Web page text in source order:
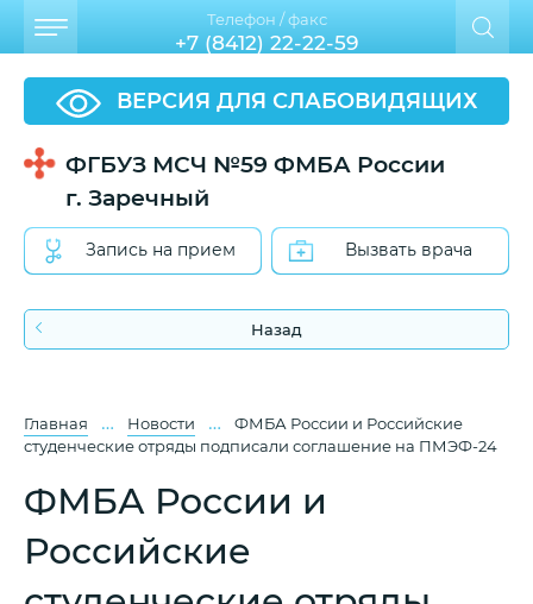
ВЕРСИЯ ДЛЯ СЛАБОВИДЯЩИХ
ФГБУЗ МСЧ №59 ФМБА России
г. Заречный
Запись на прием Вызвать врача
Телефон / факс
+7 (8412) 22-22-59
Назад
Главная … Новости …
ФМБА России и Российские
студенческие отряды подписали соглашение на ПМЭФ-24
ФМБА России и
Российские